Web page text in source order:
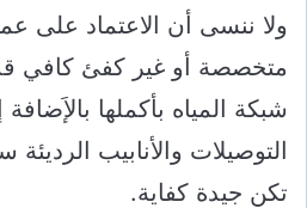
ولا ننسى أن الاعتماد على
متخصصة أو غير كفئ كافي قد
شبكة المياه بأكملها
التوصيلات والأنابيب الرديئة
تكن جيدة كفاية.